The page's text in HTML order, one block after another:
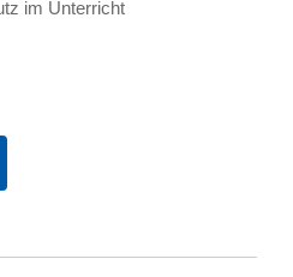
im Unterricht